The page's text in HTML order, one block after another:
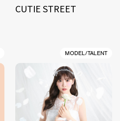
CUTIE STREET
MODEL/TALENT